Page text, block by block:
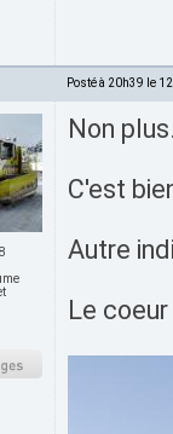
Posté à 20h39 le
Non
C'est
Autre
Le